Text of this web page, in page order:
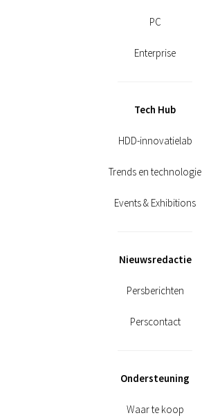
PC
Enterprise
Tech Hub
HDD-innovatielab
Trends en technologie
Events & Exhibitions
Nieuwsredactie
Persberichten
Perscontact
Ondersteuning
Waar te koop